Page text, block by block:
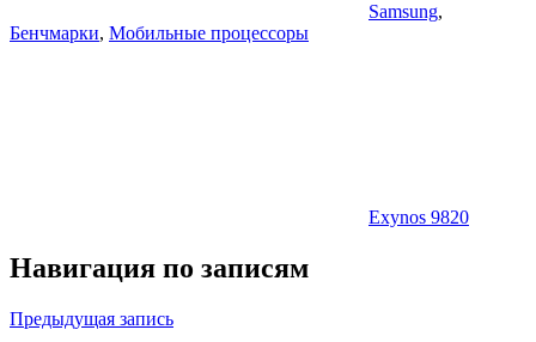
Samsung,
Бенчмарки, Мобильные процессоры
Exynos 9820
Навигация по записям
Предыдущая запись